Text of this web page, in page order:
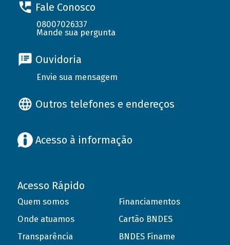
Fale Conosco
08007026337
Mande sua pergunta
Ouvidoria
Envie sua mensagem
Outros telefones e endereços
Acesso à informação
Acesso Rápido
Quem somos
Onde atuamos
Transparência
Financiamentos
Cartão BNDES
BNDES Finame